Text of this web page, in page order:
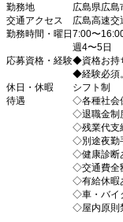
勤務地
広島県広島
交通アクセス
広島高速
勤務時間・曜日 7:00〜
週4〜5日
応募資格・経験◆資格お持
◆経験必須
休日・休暇
シフト制
待遇
◇各種社会
◇退職金制
◇残業代支
◇別途夜勤
◇健康診断
◇交通費全
◇有給休暇
◇車・バイ
◇屋内原則